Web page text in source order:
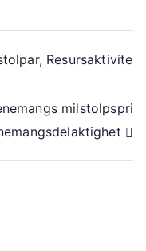
Resursaktivite
milstolpspri